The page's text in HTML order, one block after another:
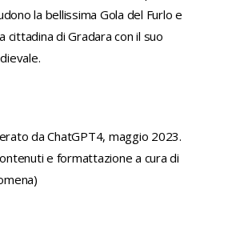
la bellissima Gola del Furlo e
cittadina di Gradara con il suo
da ChatGPT4, maggio 2023.
e formattazione a cura di